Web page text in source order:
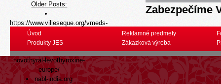
Older Posts:
https://www.villeseque.org/vmeds-
acheter-générique-
levothyrox-synthroid-
euthyral-thyrofix-euthyrox-
novothyral-levothyroxine-
europe/
nabl-india.org
Zabezpečíme
Úvod
Produkty JES
Reklamné predmety
Zákazková výroba